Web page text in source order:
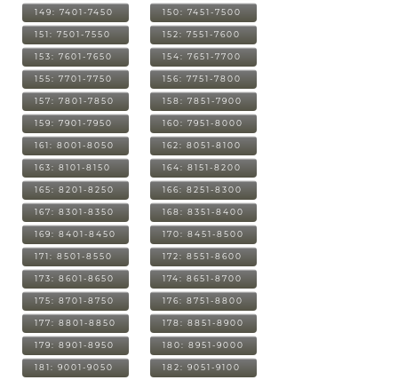
149: 7401-7450 150: 7451-7500
151: 7501-7550 152: 7551-7600
153: 7601-7650 154: 7651-7700
155: 7701-7750 156: 7751-7800
157: 7801-7850 158: 7851-7900
159: 7901-7950 160: 7951-8000
161: 8001-8050 162: 8051-8100
163: 8101-8150 164: 8151-8200
165: 8201-8250 166: 8251-8300
167: 8301-8350 168: 8351-8400
169: 8401-8450 170: 8451-8500
171: 8501-8550 172: 8551-8600
173: 8601-8650 174: 8651-8700
175: 8701-8750 176: 8751-8800
177: 8801-8850 178: 8851-8900
179: 8901-8950 180: 8951-9000
181: 9001-9050 182: 9051-9100